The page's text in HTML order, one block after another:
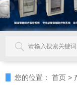
您的位置： 首页 >